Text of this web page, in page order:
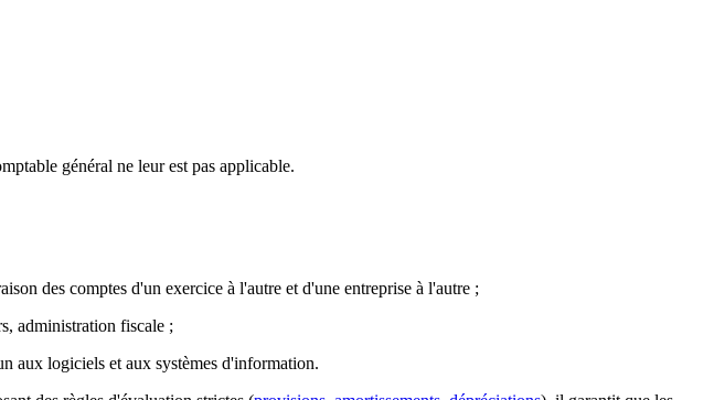
général ne leur est pas applicable.
des comptes d'un exercice à l'autre et d'une entreprise à l'autre ;
administration fiscale ;
aux logiciels et aux systèmes d'information.